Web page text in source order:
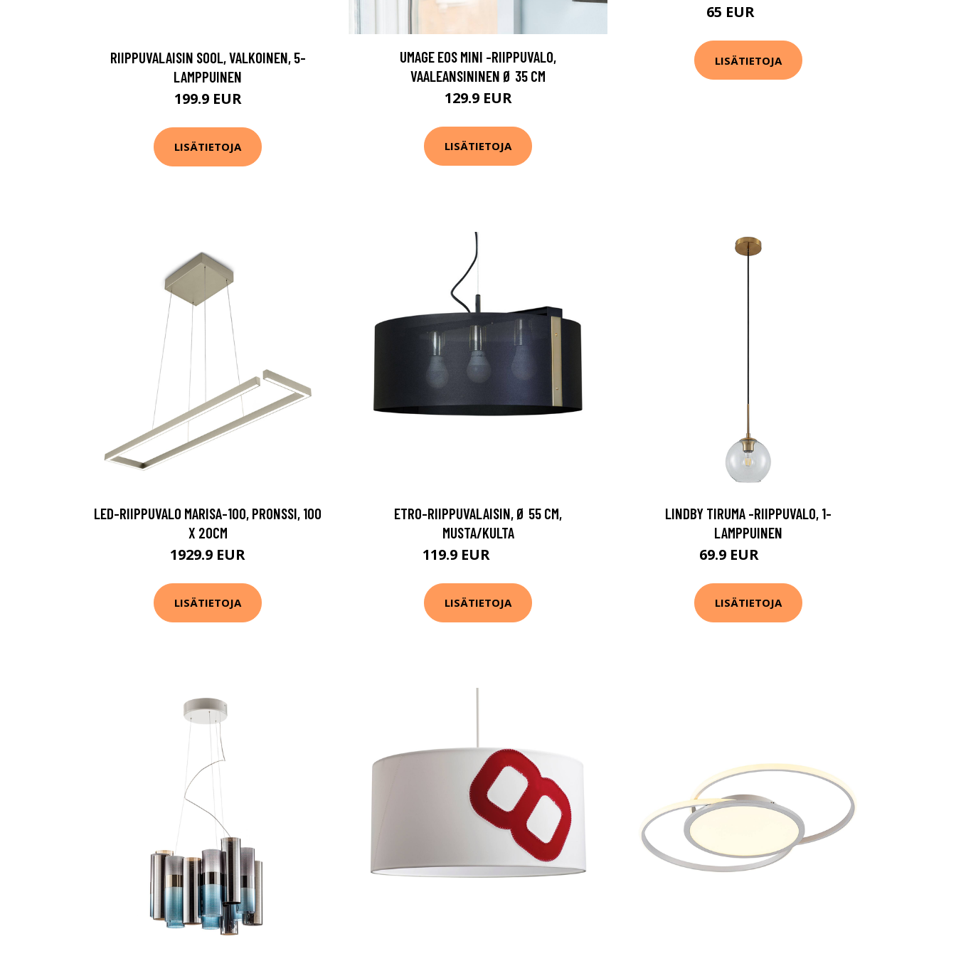
RIIPPUVALAISIN SOOL, VALKOINEN, 5-
LAMPPUINEN
199.9 EUR
LISÄTIETOJA
UMAGE EOS MINI -RIIPPUVALO,
VAALEANSININEN Ø 35 CM
129.9 EUR
LISÄTIETOJA
65 EUR
LISÄTIETOJA
LED-RIIPPUVALO MARISA-100, PRONSSI, 100
X 20CM
1929.9 EUR
LISÄTIETOJA
ETRO-RIIPPUVALAISIN, Ø 55 CM,
MUSTA/KULTA
119.9 EUR
LISÄTIETOJA
LINDBY TIRUMA -RIIPPUVALO, 1-
LAMPPUINEN
69.9 EUR
LISÄTIETOJA